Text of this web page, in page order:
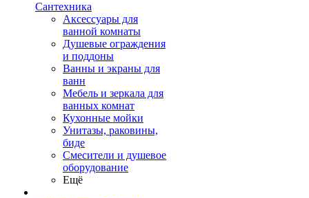
Сантехника
Аксессуары для
ванной комнаты
Душевые ограждения
и поддоны
Ванны и экраны для
ванн
Мебель и зеркала для
ванных комнат
Кухонные мойки
Унитазы, раковины,
биде
Смесители и душевое
оборудование
Ещё